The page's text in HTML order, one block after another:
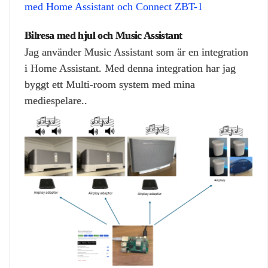
med Home Assistant och Connect ZBT-1
Bilresa med hjul och Music Assistant
Jag använder Music Assistant som är en integration
i Home Assistant. Med denna integration har jag
byggt ett Multi-room system med mina
mediespelare..